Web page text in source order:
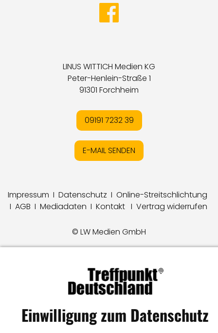
LINUS WITTICH Medien KG
Peter-Henlein-Straße 1
91301 Forchheim
09191 7232 39
E-MAIL SENDEN
Impressum I Datenschutz I Online-Streitschlichtung
I AGB I Mediadaten I Kontakt I Vertrag widerrufen
© LW Medien GmbH
Einwilligung zum Datenschutz